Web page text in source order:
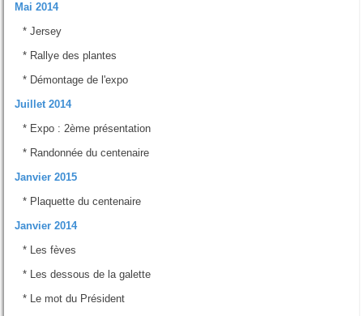
Mai 2014
* Jersey
* Rallye des plantes
* Démontage de l'expo
Juillet 2014
* Expo : 2ème présentation
* Randonnée du centenaire
Janvier 2015
* Plaquette du centenaire
Janvier 2014
* Les fèves
* Les dessous de la galette
* Le mot du Président